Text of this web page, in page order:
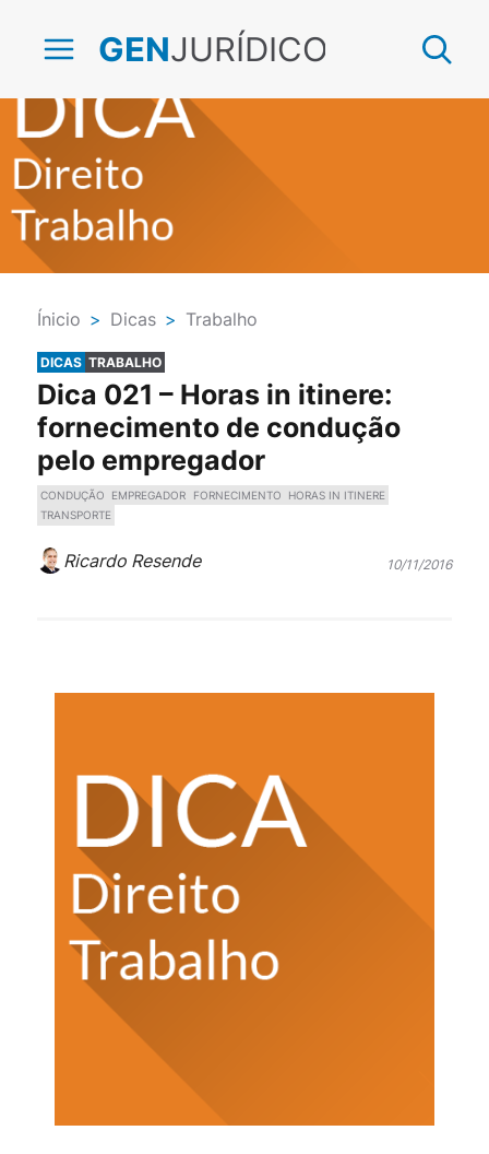
GENJURÍDICO
Ínicio > Dicas > Trabalho
DICAS TRABALHO
Dica 021 – Horas in itinere:
fornecimento de condução
pelo empregador
CONDUÇÃO EMPREGADOR FORNECIMENTO
HORAS IN ITINERE
TRANSPORTE
Ricardo Resende 10/11/2016